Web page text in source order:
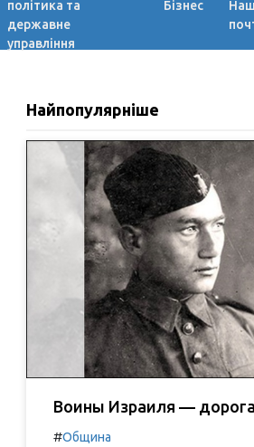
політика та
державне
управління
Бізнес
Найпопулярніше
Воины Израиля —
#Община